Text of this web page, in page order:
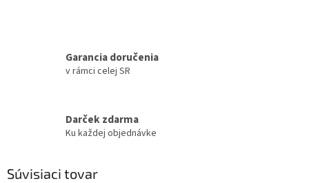
Garancia doručenia
v rámci celej SR
Darček zdarma
Ku každej objednávke
Súvisiaci tovar